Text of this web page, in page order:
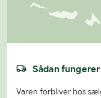
Sådan
Varen forbliver hos